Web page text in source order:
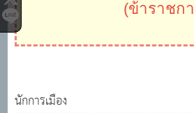
(ข้าราชก
นักการเมือง